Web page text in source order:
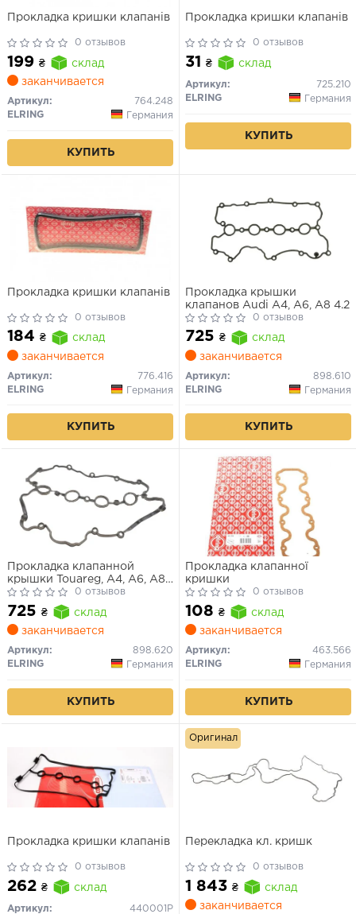
Прокладка кришки клапанів
0 отзывов
199 ₴
склад
заканчивается
Артикул:
764.248
ELRING
Германия
КУПИТЬ
Прокладка кришки клапанів
0 отзывов
31 ₴ склад
Артикул:
725.210
ELRING
Германия
КУПИТЬ
Прокладка кришки клапанів
0 отзывов
184 ₴
склад
заканчивается
Артикул:
776.416
ELRING
Германия
КУПИТЬ
Прокладка крышки
клапанов Audi A4, A6, A8 4.2
0 отзывов
725 ₴
склад
заканчивается
Артикул:
898.610
ELRING
Германия
КУПИТЬ
Прокладка клапанной
крышки Touareg, A4, A6, A8,
Q7 06–
0 отзывов
725 ₴
склад
заканчивается
Артикул:
898.620
ELRING
Германия
КУПИТЬ
Прокладка клапанної
кришки
0 отзывов
108 ₴
склад
заканчивается
Артикул:
463.566
ELRING
Германия
КУПИТЬ
Прокладка кришки клапанів
0 отзывов
262 ₴ склад
Артикул:
440001P
Перекладка кл. кришк
0 отзывов
1 843 ₴
склад
заканчивается
Оригинал